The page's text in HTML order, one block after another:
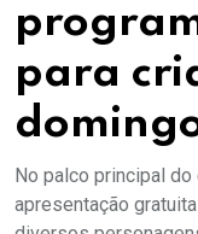
para
No palco principal do
apresentação